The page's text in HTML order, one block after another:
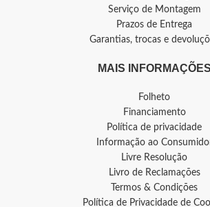
Serviço de Montagem
Prazos de Entrega
Garantias, trocas e
MAIS INFORMAÇÕES
Folheto
Financiamento
Política de privacidade
Informação ao
Livre Resolução
Livro de Reclamações
Termos & Condições
Política de Privacidade de